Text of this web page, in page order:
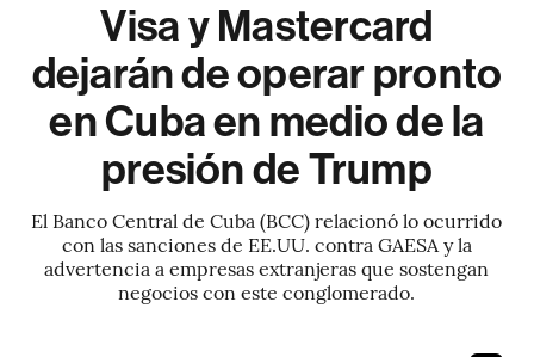
Visa y Mastercard
dejarán de operar pronto
en Cuba en medio de la
presión de Trump
El Banco Central de Cuba (BCC) relacionó lo ocurrido
con las sanciones de EE.UU. contra GAESA y la
advertencia a empresas extranjeras que sostengan
negocios con este conglomerado.